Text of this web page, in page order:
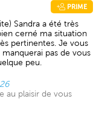
PRIME
Sandra a été très
cerné ma situation
pertinentes. Je vous
pas de vous
peu.
au plaisir de vous